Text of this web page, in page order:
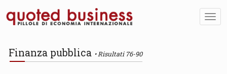
Finanza pubblica Risultati 76-90